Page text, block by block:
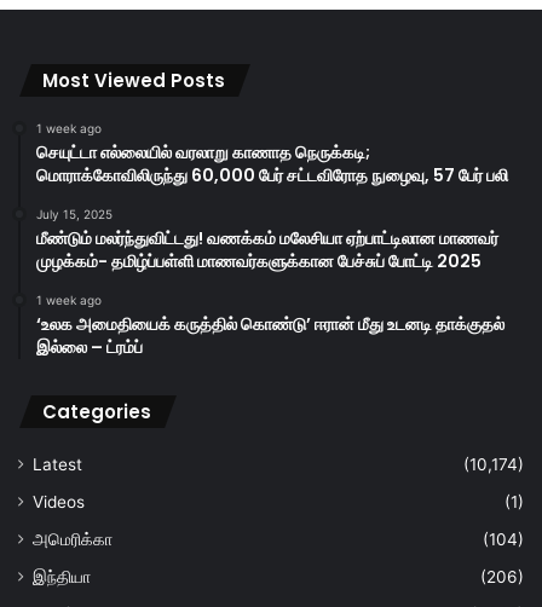
Most Viewed Posts
1 week ago
செயுட்டா எல்லையில் வரலாறு காணாத நெருக்கடி;
மொராக்கோவிலிருந்து 60,000 பேர் சட்டவிரோத நுழைவு, 57 பேர் பலி
July 15, 2025
மீண்டும் மலர்ந்துவிட்டது! வணக்கம் மலேசியா ஏற்பாட்டிலான மாணவர்
முழக்கம்- தமிழ்ப்பள்ளி மாணவர்களுக்கான பேச்சுப் போட்டி 2025
1 week ago
‘உலக அமைதியைக் கருத்தில் கொண்டு’ ஈரான் மீது உடனடி தாக்குதல்
இல்லை – ட்ரம்ப்
Categories
Latest
(10,174)
Videos
(1)
அமெரிக்கா
(104)
இந்தியா
(206)